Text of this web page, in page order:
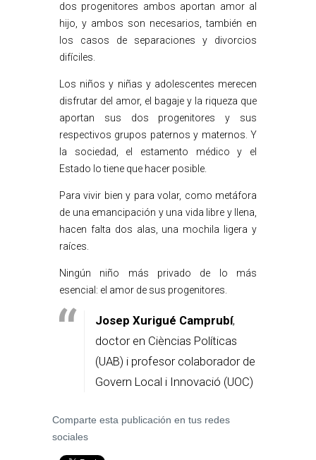
dos progenitores ambos aportan amor al
hijo, y ambos son necesarios, también en
los casos de separaciones y divorcios
difíciles.
Los niños y niñas y adolescentes merecen
disfrutar del amor, el bagaje y la riqueza que
aportan sus dos progenitores y sus
respectivos grupos paternos y maternos. Y
la sociedad, el estamento médico y el
Estado lo tiene que hacer posible.
Para vivir bien y para volar, como metáfora
de una emancipación y una vida libre y llena,
hacen falta dos alas, una mochila ligera y
raíces.
Ningún niño más privado de lo más
esencial: el amor de sus progenitores.
Josep Xurigué Camprubí,
doctor en Cièncias Políticas
(UAB) i profesor colaborador de
Govern Local i Innovació (UOC)
Comparte esta publicación en tus redes
sociales